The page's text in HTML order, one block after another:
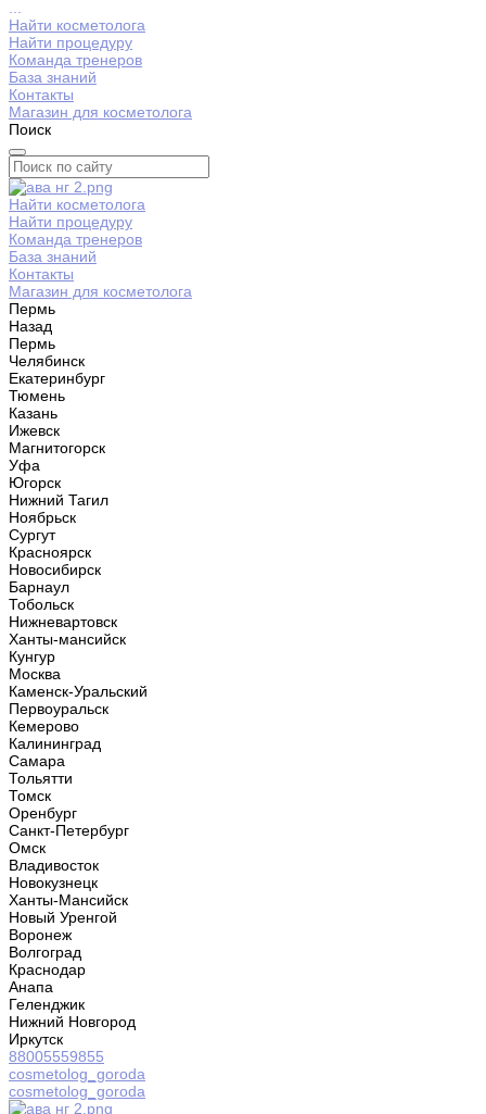
Найти косметолога
Найти процедуру
Команда тренеров
База знаний
Контакты
Магазин для косметолога
Поиск
Найти косметолога
Найти процедуру
Команда тренеров
База знаний
Контакты
Магазин для косметолога
Пермь
Назад
Пермь
Челябинск
Екатеринбург
Тюмень
Казань
Ижевск
Магнитогорск
Уфа
Югорск
Нижний Тагил
Ноябрьск
Сургут
Красноярск
Новосибирск
Барнаул
Тобольск
Нижневартовск
Ханты-мансийск
Кунгур
Москва
Каменск-Уральский
Первоуральск
Кемерово
Калининград
Самара
Тольятти
Томск
Оренбург
Санкт-Петербург
Омск
Владивосток
Новокузнецк
Ханты-Мансийск
Новый Уренгой
Воронеж
Волгоград
Краснодар
Анапа
Геленджик
Нижний Новгород
Иркутск
88005559855
cosmetolog_goroda
cosmetolog_goroda